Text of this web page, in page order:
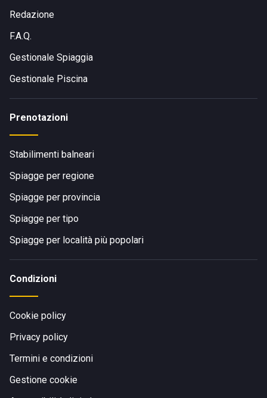
Redazione
F.A.Q.
Gestionale Spiaggia
Gestionale Piscina
Prenotazioni
Stabilimenti balneari
Spiagge per regione
Spiagge per provincia
Spiagge per tipo
Spiagge per località più popolari
Condizioni
Cookie policy
Privacy policy
Termini e condizioni
Gestione cookie